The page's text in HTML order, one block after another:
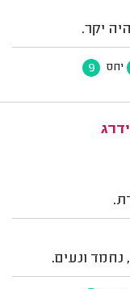
יקר.
יחס 9
נחמד ונעים.